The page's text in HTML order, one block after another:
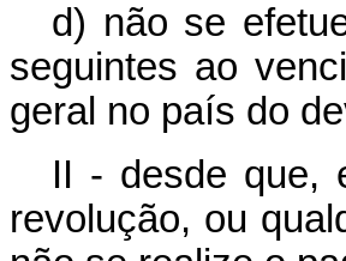
d) não se
seguintes ao
geral no país do
II - desde que,
revolução, ou